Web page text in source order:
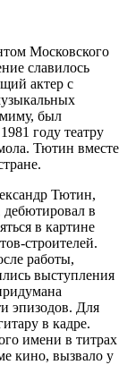
Московского
славилось
актер с
был
году театру
Тютин вместе
Тютин,
дебютировал в
в картине
строителей.
работы,
выступления
эпизодов. Для
в кадре.
имени в титрах
кино, вызвало у